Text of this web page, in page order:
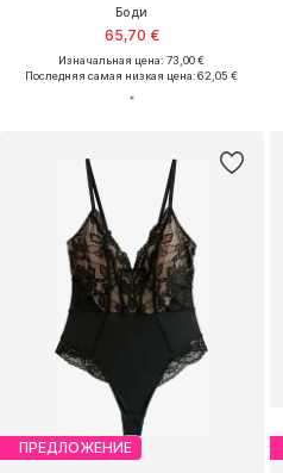
Боди
65,70 €
Изначальная цена: 73,00 €
Последняя самая низкая цена:62,05 €
ПРЕДЛОЖЕНИЕ